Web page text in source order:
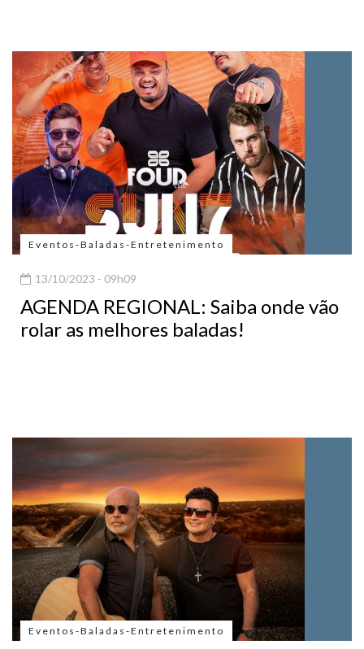
Eventos-Baladas-Entretenimento
13/10/2023 - 09h09
AGENDA REGIONAL: Saiba onde vão
rolar as melhores baladas!
Eventos-Baladas-Entretenimento